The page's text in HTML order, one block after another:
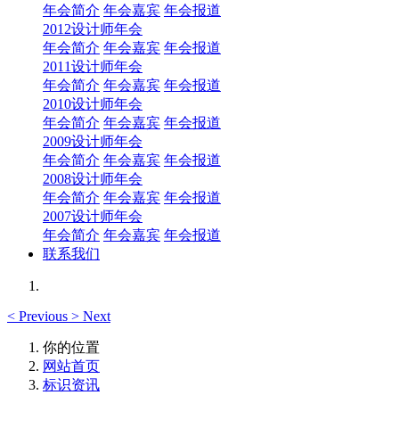
年会简介 年会嘉宾 年会报道
2012设计师年会
年会简介 年会嘉宾 年会报道
2011设计师年会
年会简介 年会嘉宾 年会报道
2010设计师年会
年会简介 年会嘉宾 年会报道
2009设计师年会
年会简介 年会嘉宾 年会报道
2008设计师年会
年会简介 年会嘉宾 年会报道
2007设计师年会
年会简介 年会嘉宾 年会报道
联系我们
< Previous > Next
你的位置
网站首页
标识资讯